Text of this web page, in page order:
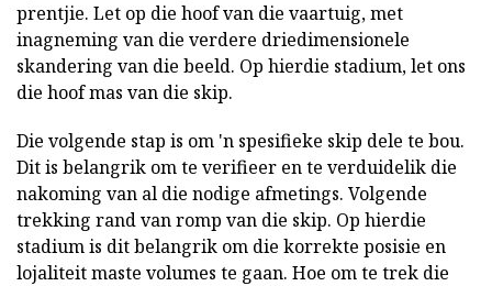
prentjie. Let op die hoof van die vaartuig, met
inagneming van die verdere driedimensionele
skandering van die beeld. Op hierdie stadium, let ons
die hoof mas van die skip.
Die volgende stap is om 'n spesifieke skip dele te bou.
Dit is belangrik om te verifieer en te verduidelik die
nakoming van al die nodige afmetings. Volgende
trekking rand van romp van die skip. Op hierdie
stadium is dit belangrik om die korrekte posisie en
lojaliteit maste volumes te gaan. Hoe om te trek die